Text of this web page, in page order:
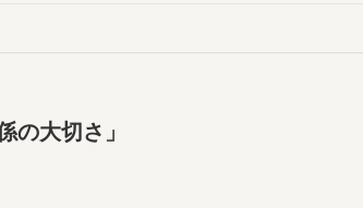
の大切さ」